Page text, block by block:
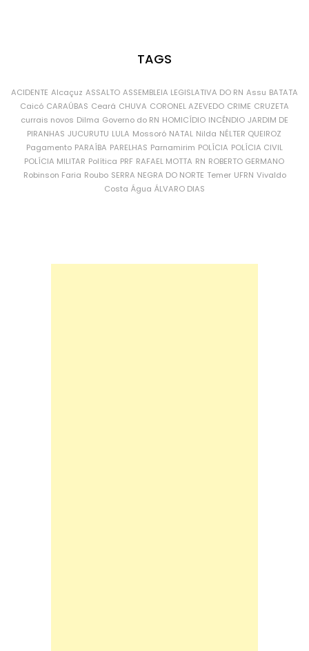
TAGS
ACIDENTE Alcaçuz ASSALTO ASSEMBLEIA LEGISLATIVA DO RN Assu BATATA
Caicó CARAÚBAS Ceará CHUVA CORONEL AZEVEDO CRIME CRUZETA
currais novos Dilma Governo do RN HOMICÍDIO INCÊNDIO JARDIM DE
PIRANHAS JUCURUTU LULA Mossoró NATAL Nilda NÉLTER QUEIROZ
Pagamento PARAÍBA PARELHAS Parnamirim POLÍCIA POLÍCIA CIVIL
POLÍCIA MILITAR Política PRF RAFAEL MOTTA RN ROBERTO GERMANO
Robinson Faria Roubo SERRA NEGRA DO NORTE Temer UFRN Vivaldo
Costa Água ÁLVARO DIAS